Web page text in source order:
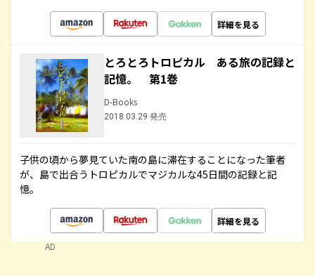
詳細を見る
とろとろトロピカル ある旅の記録と
記憶。 第1巻
D-Books
2018.03.29 発売
子供の頃から夢見ていた南の島に滞在することになった筆者
が、島で出合うトロピカルでマジカルな45日間の記録と記
憶。
詳細を見る
AD